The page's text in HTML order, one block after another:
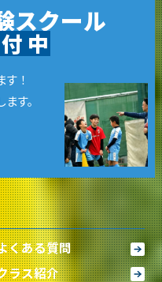
スクール
付 中
！
す。
くある質問
ラス紹介